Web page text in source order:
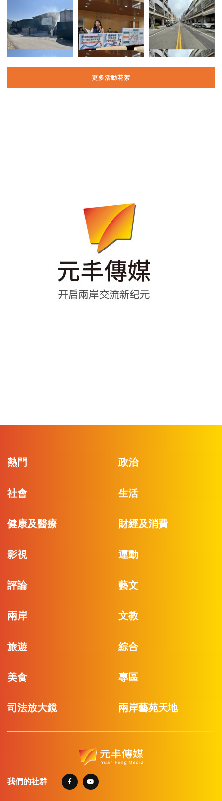
更多活動花絮
熱門 政治
社會 生活
健康及醫療 財經及消費
影視 運動
評論 藝文
兩岸 文教
旅遊 綜合
美食 專區
司法放大鏡 兩岸藝苑天地
我們的社群